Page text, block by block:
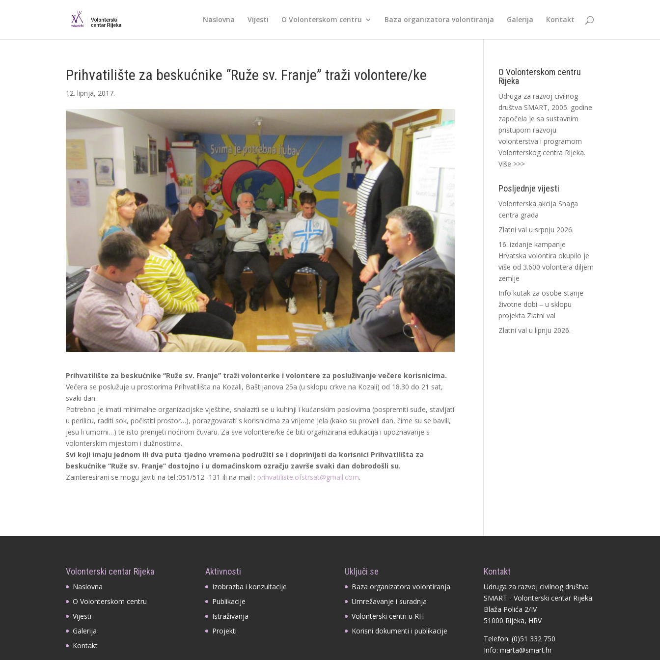
Naslovna Vijesti O Volonterskom centru Baza organizatora volontiranja Galerija Kontakt
Prihvatilište za beskućnike “Ruže sv. Franje” traži volontere/ke
12. lipnja, 2017.
Prihvatilište za beskućnike “Ruže sv. Franje” traži volonterke i volontere za posluživanje večere korisnicima.
Večera se poslužuje u prostorima Prihvatilišta na Kozali, Baštijanova 25a (u sklopu crkve na Kozali) od 18.30 do 21 sat,
svaki dan.
Potrebno je imati minimalne organizacijske vještine, snalaziti se u kuhinji i kućanskim poslovima (pospremiti suđe, stavljati
u perilicu, raditi sok, počistiti prostor…), porazgovarati s korisnicima za vrijeme jela (kako su proveli dan, čime su se bavili,
jesu li umorni…) te isto prenijeti noćnom čuvaru. Za sve volontere/ke će biti organizirana edukacija i upoznavanje s
volonterskim mjestom i dužnostima.
Svi koji imaju jednom ili dva puta tjedno vremena podružiti se i doprinijeti da korisnici Prihvatilišta za
beskućnike “Ruže sv. Franje” dostojno i u domaćinskom ozračju završe svaki dan dobrodošli su.
Zainteresirani se mogu javiti na tel.:051/512 -131 ili na mail : prihvatiliste.ofstrsat@gmail.com.
O Volonterskom centru
Rijeka
Udruga za razvoj civilnog
društva SMART, 2005. godine
započela je sa sustavnim
pristupom razvoju
volonterstva i programom
Volonterskog centra Rijeka.
Više >>>
Posljednje vijesti
Volonterska akcija Snaga
centra grada
Zlatni val u srpnju 2026.
16. izdanje kampanje
Hrvatska volontira okupilo je
više od 3.600 volontera diljem
zemlje
Info kutak za osobe starije
životne dobi – u sklopu
projekta Zlatni val
Zlatni val u lipnju 2026.
Volonterski centar Rijeka
Naslovna
O Volonterskom centru
Vijesti
Galerija
Kontakt
Aktivnosti
Izobrazba i konzultacije
Publikacije
Istraživanja
Projekti
Uključi se
Baza organizatora volontiranja
Umrežavanje i suradnja
Volonterski centri u RH
Korisni dokumenti i publikacije
Kontakt
Udruga za razvoj civilnog društva
SMART - Volonterski centar Rijeka:
Blaža Polića 2/IV
51000 Rijeka, HRV
Telefon: (0)51 332 750
Info:marta@smart.hr